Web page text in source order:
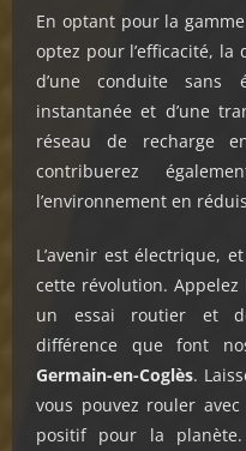
En optant pour la gamme
optez pour l’efficacité, la
d’une conduite sans
instantanée et d’une
réseau de recharge
contribuerez
l’environnement en
L’avenir est électrique,
cette révolution. Appelez
un essai routier et
différence que font
Germain-en-Coglès.
vous pouvez rouler
positif pour la